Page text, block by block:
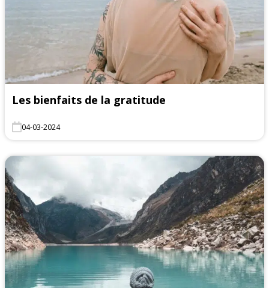
Les bienfaits de la gratitude
04-03-2024